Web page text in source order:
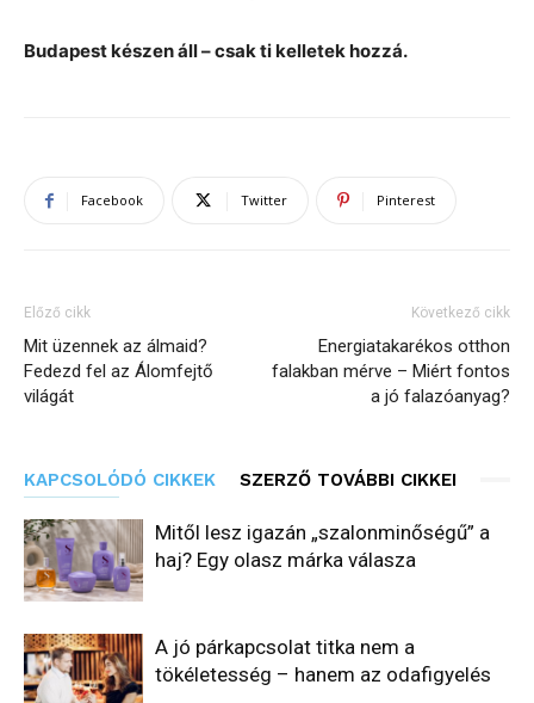
Budapest készen áll – csak ti kelletek hozzá.
Facebook Twitter Pinterest
Előző cikk
Mit üzennek az álmaid?
Fedezd fel az Álomfejtő
világát
Következő cikk
Energiatakarékos otthon
falakban mérve – Miért fontos
a jó falazóanyag?
KAPCSOLÓDÓ CIKKEK SZERZŐ TOVÁBBI CIKKEI
Mitől lesz igazán „szalonminőségű” a
haj? Egy olasz márka válasza
A jó párkapcsolat titka nem a
tökéletesség – hanem az odafigyelés